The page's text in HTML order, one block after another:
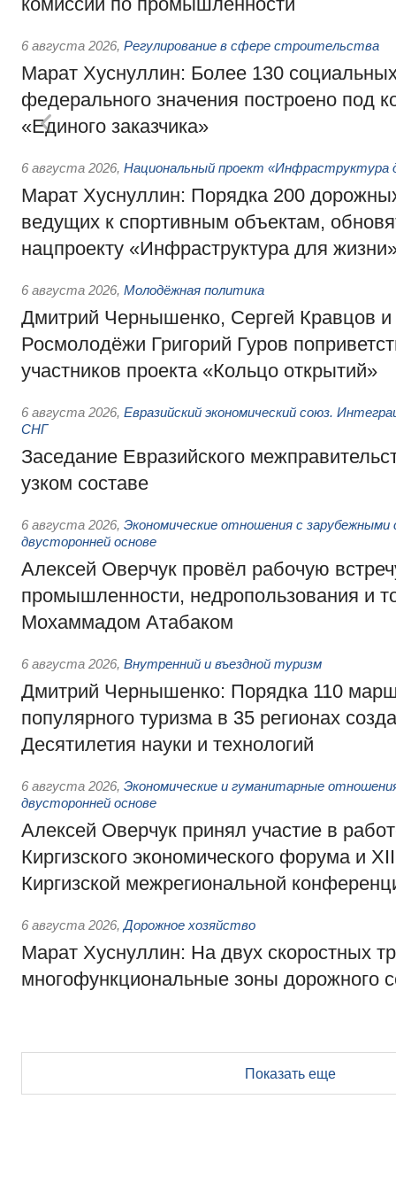
6 августа 2026, Регулирование в сфере строительства
Марат Хуснуллин: Более 130
федерального значения построено под
«Единого заказчика»
6 августа 2026, Национальный проект «Инфраструктура
Марат Хуснуллин: Порядка 200
ведущих к спортивным объектам,
нацпроекту «Инфраструктура для
6 августа 2026, Молодёжная политика
Дмитрий Чернышенко, Сергей Кравцов и
Росмолодёжи Григорий Гуров
участников проекта «Кольцо открытий»
6 августа 2026, Евразийский экономический союз.
СНГ
Заседание Евразийского
узком составе
6 августа 2026, Экономические отношения с
двусторонней основе
Алексей Оверчук провёл рабочую
промышленности, недропользования и
Мохаммадом Атабаком
6 августа 2026, Внутренний и въездной туризм
Дмитрий Чернышенко: Порядка 110
популярного туризма в 35 регионах
Десятилетия науки и технологий
6 августа 2026, Экономические и гуманитарные
двусторонней основе
Алексей Оверчук принял участие в
Киргизского экономического форума и
Киргизской межрегиональной
6 августа 2026, Дорожное хозяйство
Марат Хуснуллин: На двух скоростных
многофункциональные зоны дорожного
Показать еще